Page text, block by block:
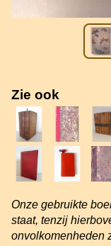
Zie ook
Onze gebruikte
staat, tenzij
onvolkomenheden